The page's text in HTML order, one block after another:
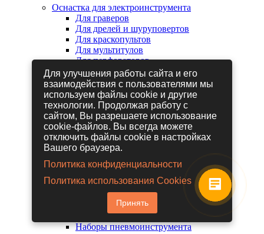
Оснастка для электроинструмента
Для граверов
Для дрелей и шуруповертов
Для краскопультов
Для мультитулов
Для перфораторов
Для сабельных пил
Для строительных фенов
Для фрезеров
Для шлифовальных машин
Для электрических лобзиков
Для электрических ножниц
Для электрических пил
Для электрических рубанков
Гайковерты пневматические
Дрели пневматические
Другие пневмоинструменты
Заклепочники пневматические
Наборы пневмоинструмента
Для улучшения работы сайта и его
взаимодействия с пользователями мы
используем файлы cookie и другие
технологии. Продолжая работу с
сайтом, Вы разрешаете использование
cookie-файлов. Вы всегда можете
отключить файлы cookie в настройках
Вашего браузера.
Политика конфиденциальности
Политика использования Cookies
Принять